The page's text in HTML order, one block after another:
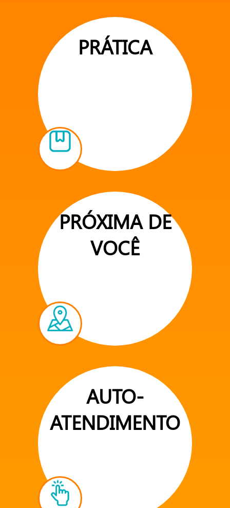
PRÁTICA
PRÓXIMA DE
VOCÊ
AUTO-
ATENDIMENTO